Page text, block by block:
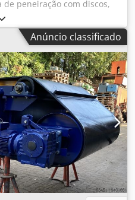
de peneiração com discos,
2600 mm,
910 mm, distância
170 mm (deslocamento
distância entre os eixos:
total: 3450
2400 mm, peso:
Aaozmav Ne Ejf Caixa
de eixo novos no
usada em bom estado
de identificação.
Anúncio classificado